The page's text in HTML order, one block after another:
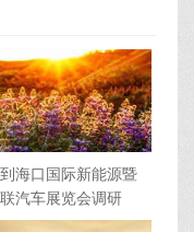
海口国际新能源暨
汽车展览会调研